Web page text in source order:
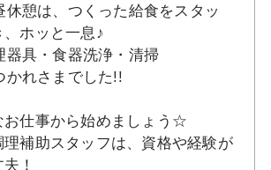
憩は、つくった給食をスタッ
ホッと一息♪
具・食器洗浄・清掃
れさまでした!!
お仕事から始めましょう☆
補助スタッフは、資格や経験が
！